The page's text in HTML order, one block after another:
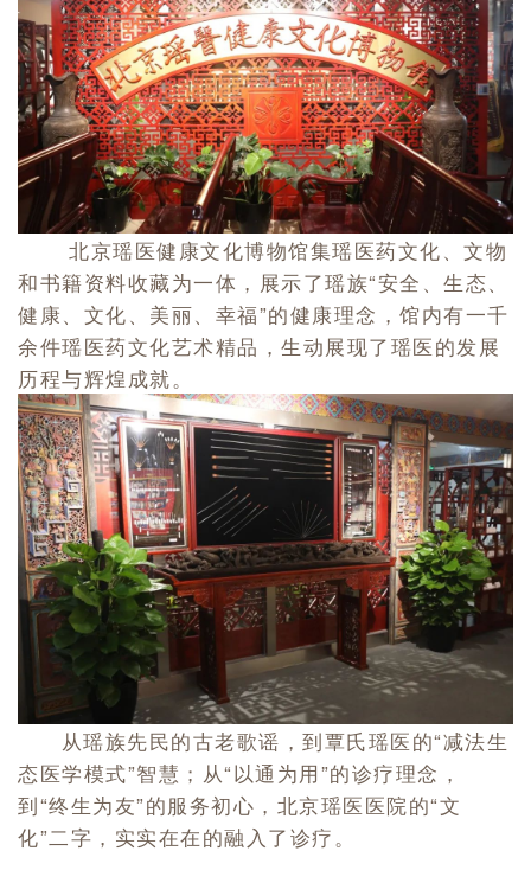
北京瑶医健康文化博物馆集瑶医药文化、文物
和书籍资料收藏为一体，展示了瑶族“安全、生态、
健康、文化、美丽、幸福”的健康理念，馆内有一千
余件瑶医药文化艺术精品，生动展现了瑶医的发展
历程与辉煌成就。
从瑶族先民的古老歌谣，到覃氏瑶医的“减法生
态医学模式”智慧；从“以通为用”的诊疗理念，
到“终生为友”的服务初心，北京瑶医医院的“文
化”二字，实实在在的融入了诊疗。